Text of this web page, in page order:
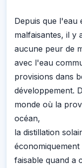
Depuis que l'eau
malfaisantes, il y
aucune peur de
avec l'eau
provisions dans
développement.
monde où la
océan,
la distillation
économiquement
faisable quand a